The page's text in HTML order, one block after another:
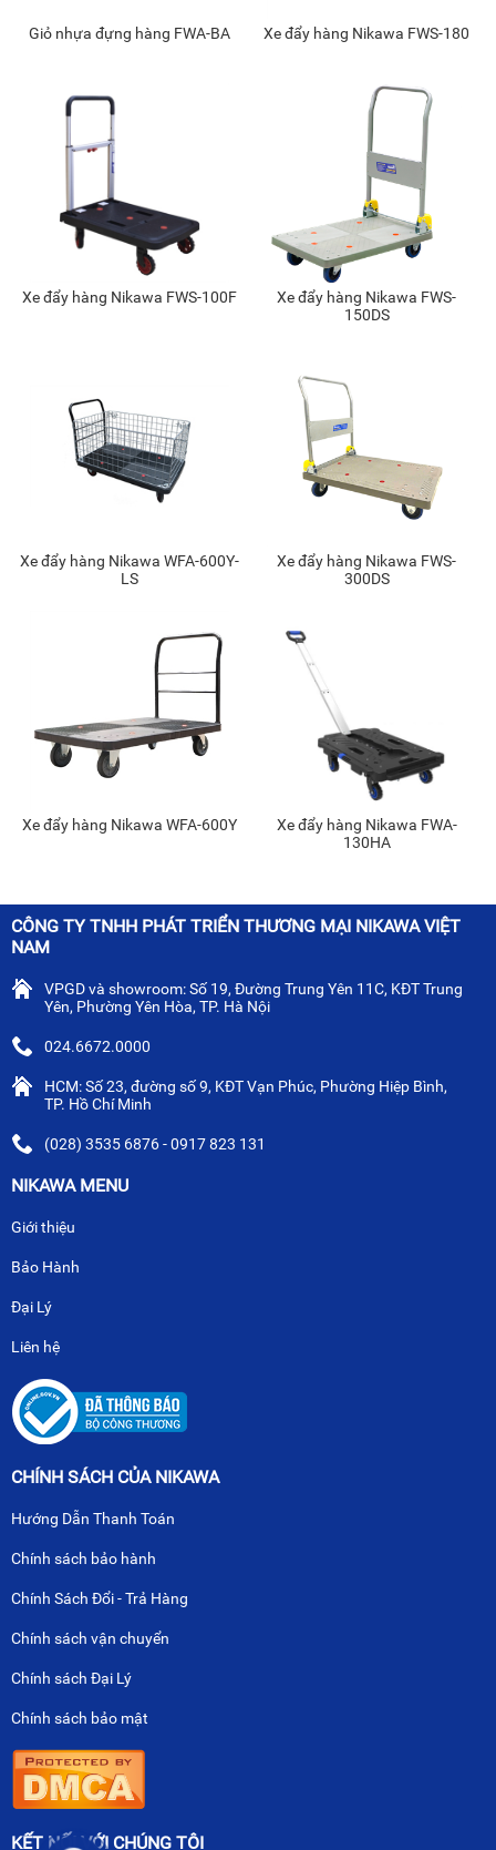
Giỏ nhựa đựng hàng FWA-BA Xe đẩy hàng Nikawa FWS-180
Xe đẩy hàng Nikawa FWS-100F
Xe đẩy hàng Nikawa FWS-
150DS
Xe đẩy hàng Nikawa WFA-600Y-
LS
Xe đẩy hàng Nikawa FWS-
300DS
Xe đẩy hàng Nikawa WFA-600Y
Xe đẩy hàng Nikawa FWA-
130HA
CÔNG TY TNHH PHÁT TRIỂN THƯƠNG MẠI NIKAWA VIỆT
NAM
VPGD và showroom: Số 19, Đường Trung Yên 11C, KĐT Trung
Yên, Phường Yên Hòa, TP. Hà Nội
024.6672.0000
HCM: Số 23, đường số 9, KĐT Vạn Phúc, Phường Hiệp Bình,
TP. Hồ Chí Minh
(028) 3535 6876 - 0917 823 131
NIKAWA MENU
Giới thiệu
Bảo Hành
Đại Lý
Liên hệ
CHÍNH SÁCH CỦA NIKAWA
Hướng Dẫn Thanh Toán
Chính sách bảo hành
Chính Sách Đổi - Trả Hàng
Chính sách vận chuyển
Chính sách Đại Lý
Chính sách bảo mật
KẾT NỐI VỚI CHÚNG TÔI